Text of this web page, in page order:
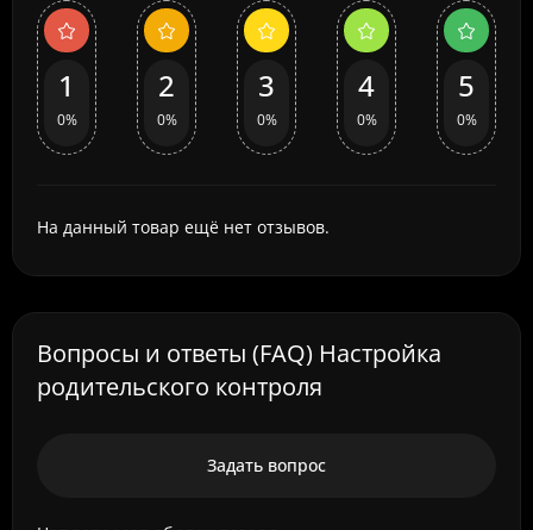
1
0%
2
0%
3
0%
4
0%
5
0%
На данный товар ещё нет отзывов.
Вопросы и ответы (FAQ) Настройка
родительского контроля
Задать вопрос